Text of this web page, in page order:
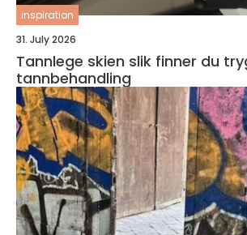
inspiration
31. July 2026
Tannlege skien slik finner du trygg og god
tannbehandling